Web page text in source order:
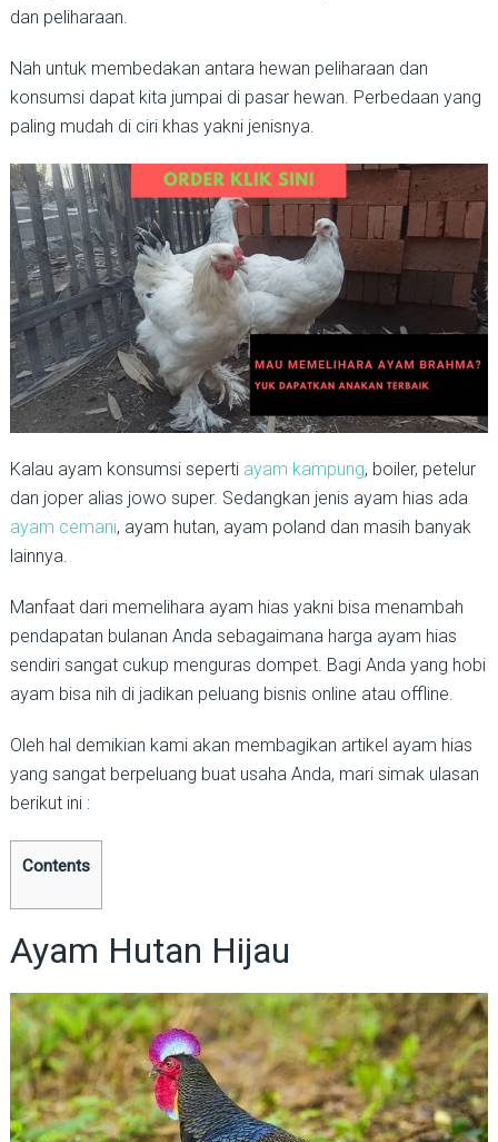
dan peliharaan.
Nah untuk membedakan antara hewan peliharaan dan
konsumsi dapat kita jumpai di pasar hewan. Perbedaan yang
paling mudah di ciri khas yakni jenisnya.
Kalau ayam konsumsi seperti ayam kampung, boiler, petelur
dan joper alias jowo super. Sedangkan jenis ayam hias ada
ayam cemani, ayam hutan, ayam poland dan masih banyak
lainnya.
Manfaat dari memelihara ayam hias yakni bisa menambah
pendapatan bulanan Anda sebagaimana harga ayam hias
sendiri sangat cukup menguras dompet. Bagi Anda yang hobi
ayam bisa nih di jadikan peluang bisnis online atau offline.
Oleh hal demikian kami akan membagikan artikel ayam hias
yang sangat berpeluang buat usaha Anda, mari simak ulasan
berikut ini :
Contents
Ayam Hutan Hijau